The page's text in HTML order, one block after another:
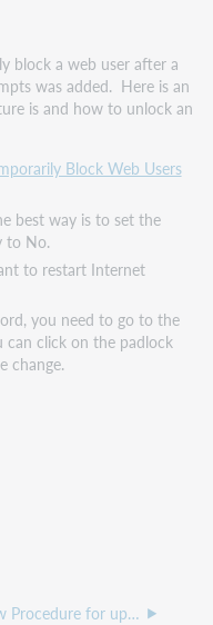
block a web user after a
was added. Here is an
is and how to unlock an
Block Web Users
best way is to set the
to No.
to restart Internet
you need to go to the
click on the padlock
change.
New Procedure for updating ISO in ILLiad 9.1